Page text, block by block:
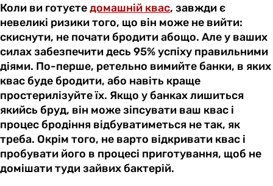
Коли ви готуєтедомашній квас, завжди є
невеликі ризики того, що він може не вийти:
скиснути, не почати бродити абощо. Але у ваших
силах забезпечити десь 95% успіху правильними
діями. По-перше, ретельно вимийте банки, в яких
квас буде бродити, або навіть краще
простерилізуйте їх. Якщо у банках лишиться
якийсь бруд, він може зіпсувати ваш квас і
процес бродіння відбуватиметься не так, як
треба. Окрім того, не варто відкривати квас і
пробувати його в процесі приготування, щоб не
домішати туди зайвих бактерій.